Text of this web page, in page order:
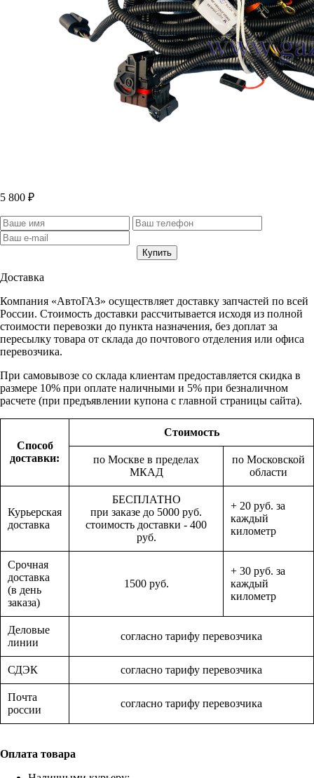
5 800 ₽
Доставка
Компания «АвтоГАЗ» осуществляет доставку запчастей по всей
России. Стоимость доставки рассчитывается исходя из полной
стоимости перевозки до пункта назначения, без доплат за
пересылку товара от склада до почтового отделения или офиса
перевозчика.
При самовывозе со склада клиентам предоставляется скидка в
размере 10% при оплате наличными и 5% при безналичном
расчете (при предъявлении купона с главной страницы сайта).
Способ
доставки:
Стоимость
по Москве в пределах
МКАД
по Московской
области
Курьерская
доставка
БЕСПЛАТНО
при заказе до 5000 руб.
стоимость доставки - 400
руб.
+ 20 руб. за
каждый
километр
Срочная
доставка
(в день
заказа)
1500 руб.
+ 30 руб. за
каждый
километр
Деловые
линии
согласно тарифу перевозчика
СДЭК согласно тарифу перевозчика
Почта
россии
согласно тарифу перевозчика
Оплата товара